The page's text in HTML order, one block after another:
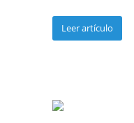
Leer artículo